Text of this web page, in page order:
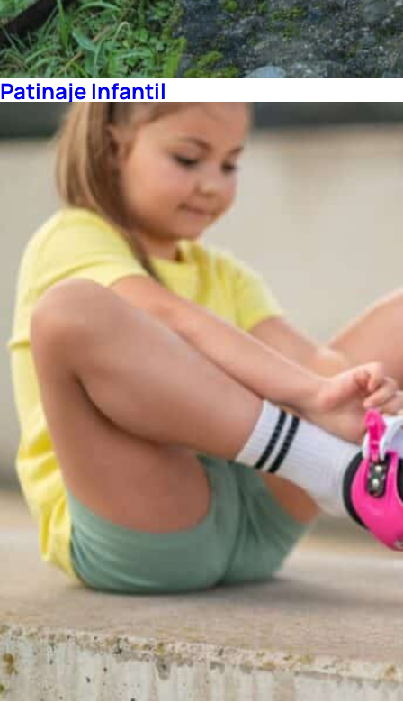
Patinaje Infantil